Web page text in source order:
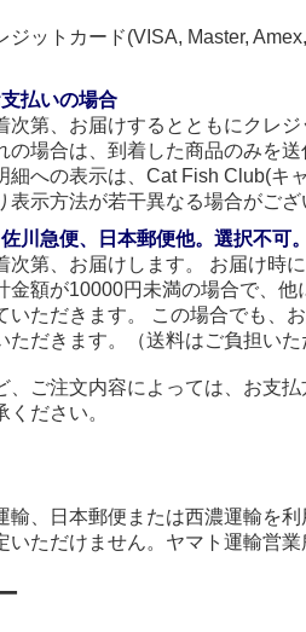
ジットカード(VISA, Master,
払いの場合
次第、お届けするとともにクレ
の場合は、到着した商品のみを
細への表示は、Cat Fish Club(キ
表示方法が若干異なる場合がござ
川急便、日本郵便他。選択不可
次第、お届けします。 お届け時
金額が10000円未満の場合で、
いただきます。 この場合でも、
ただきます。（送料はご負担い
、ご注文内容によっては、お支
ださい。
輸、日本郵便または西濃運輸を
いただけません。ヤマト運輸営